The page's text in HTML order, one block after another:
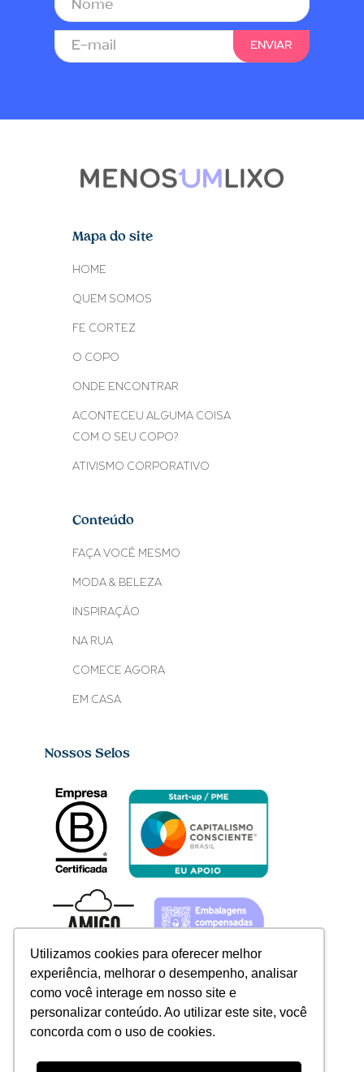
Utilizamos cookies para oferecer melhor
experiência, melhorar o desempenho, analisar
como você interage em nosso site e
personalizar conteúdo. Ao utilizar este site, você
concorda com o uso de cookies.
Mapa do site
HOME
QUEM SOMOS
FE CORTEZ
O COPO
ONDE ENCONTRAR
ACONTECEU ALGUMA COISA
COM O SEU COPO?
ATIVISMO CORPORATIVO
Conteúdo
FAÇA VOCÊ MESMO
MODA & BELEZA
INSPIRAÇÃO
NA RUA
COMECE AGORA
EM CASA
Nossos Selos